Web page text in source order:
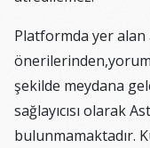
Platformda yer
şekilde meydana
sağlayıcısı olarak
bulunmamaktadır.